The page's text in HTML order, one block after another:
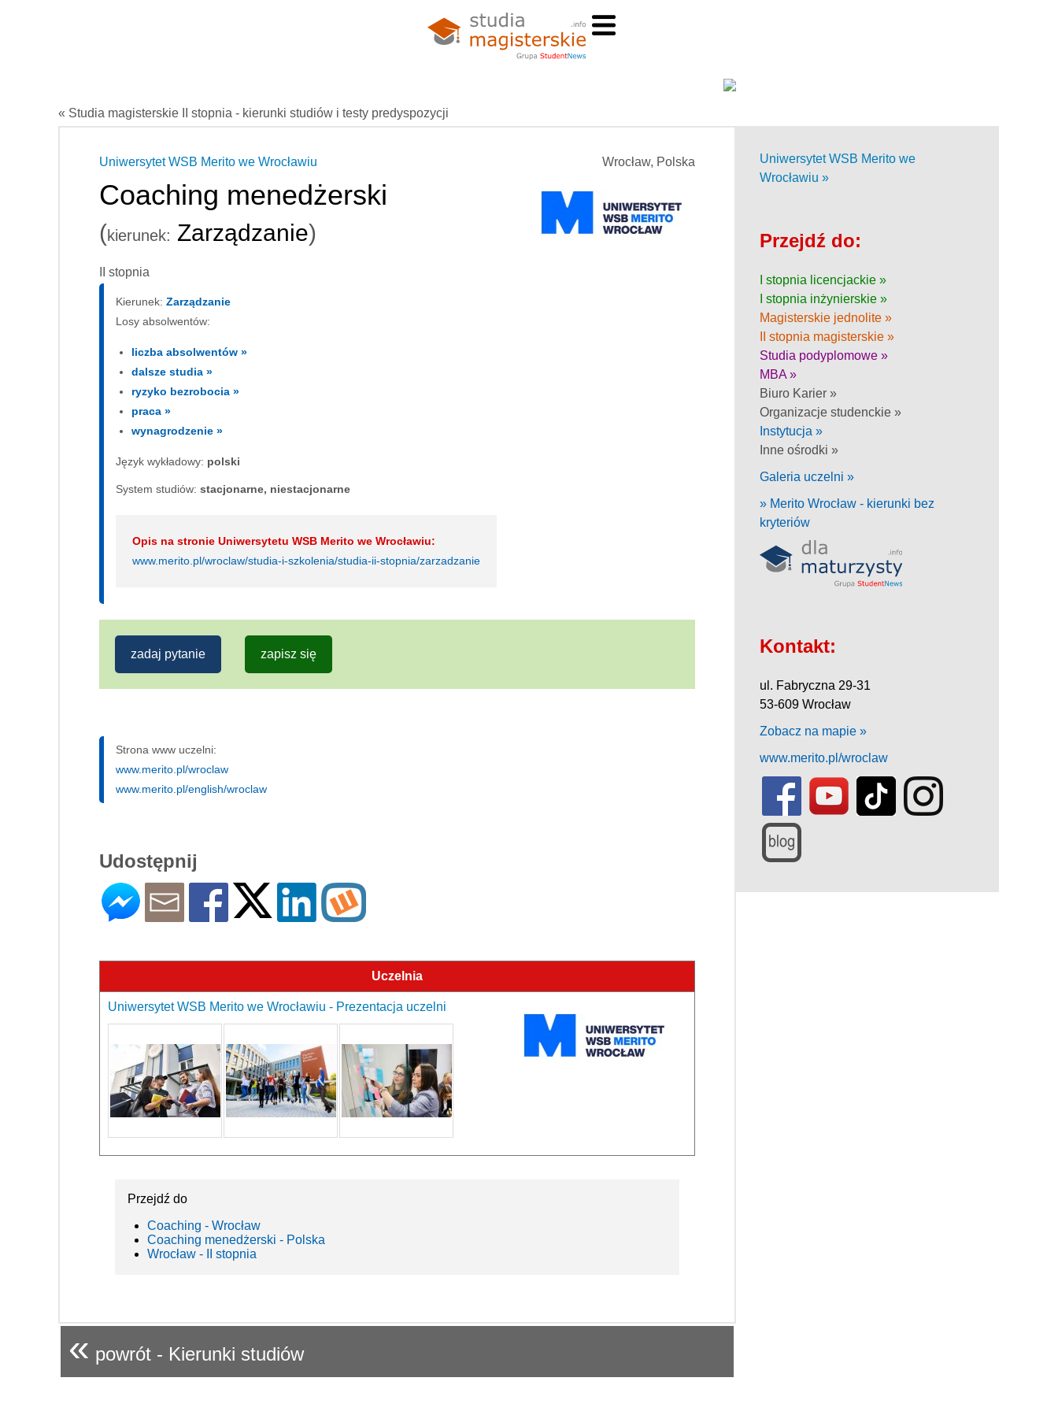
« Studia magisterskie II stopnia - kierunki studiów i testy predyspozycji
Wrocław, Polska
Uniwersytet WSB Merito we Wrocławiu
Coaching menedżerski
(kierunek: Zarządzanie)
II stopnia
Kierunek: Zarządzanie
Losy absolwentów:
liczba absolwentów »
dalsze studia »
ryzyko bezrobocia »
praca »
wynagrodzenie »
Język wykładowy: polski
System studiów: sta­cjo­nar­ne, nie­sta­cjo­nar­ne
Opis na stronie Uniwersytetu WSB Merito we Wrocławiu:
www.merito.pl/wroclaw/studia-i-szkolenia/studia-ii-stopnia/zarzadzanie
zadaj pytanie zapisz się
Strona www uczelni:
www.merito.pl/wroclaw
www.merito.pl/english/wroclaw
Udostępnij
Uczelnia
Uniwersytet WSB Merito we Wrocławiu - Prezentacja uczelni
Przejdź do
Coaching - Wrocław
Coaching menedżerski - Polska
Wrocław - II stopnia
« powrót - Kierunki studiów
Uniwersytet WSB Merito we
Wrocławiu »
Przejdź do:
I stopnia licencjackie »
I stopnia inżynierskie »
Magisterskie jednolite »
II stopnia magisterskie »
Studia podyplomowe »
MBA »
Biuro Karier »
Organizacje studenckie »
Instytucja »
Inne ośrodki »
Galeria uczelni »
» Merito Wrocław - kierunki bez
kryteriów
Kontakt:
ul. Fabryczna 29-31
53-609 Wrocław
Zobacz na mapie »
www.merito.pl/wroclaw